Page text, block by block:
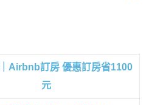
Airbnb訂房 優惠訂房省1100
元